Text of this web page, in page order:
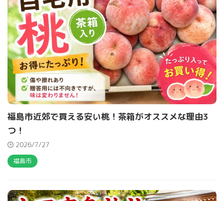
福島市近郊で買える安い桃！茶箱がオススメな理由3
つ！
2026/7/27
福島市